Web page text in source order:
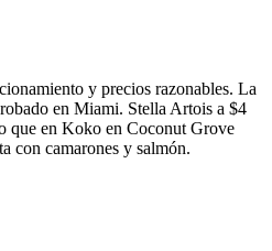
y precios razonables. La
en Miami. Stella Artois a $4
que en Koko en Coconut Grove
con camarones y salmón.